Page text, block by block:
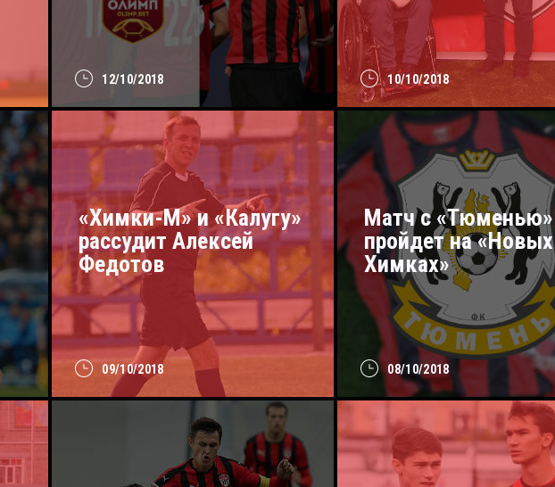
12/10/2018 10/10/2018
09/10/2018
«Химки-М» и «Калугу»
рассудит Алексей
Федотов
08/10/2018
Матч с «Тюменью»
пройдет на «Новых
Химках»